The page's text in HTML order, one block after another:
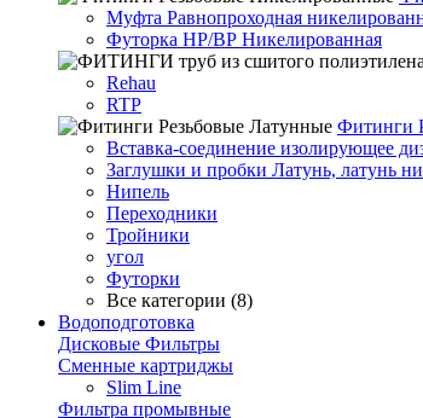
Муфта Равнопроходная
Футорка НР/ВР Никелированная
Rehau
RTP
Фитинги
Вставка-соединение изолирующее
Заглушки и пробки Латунь, латунь
Нипель
Переходники
Тройники
угол
Футорки
Все категории (8)
Водоподготовка
Дисковые Фильтры
Сменные картриджы
Slim Line
Фильтра промывные